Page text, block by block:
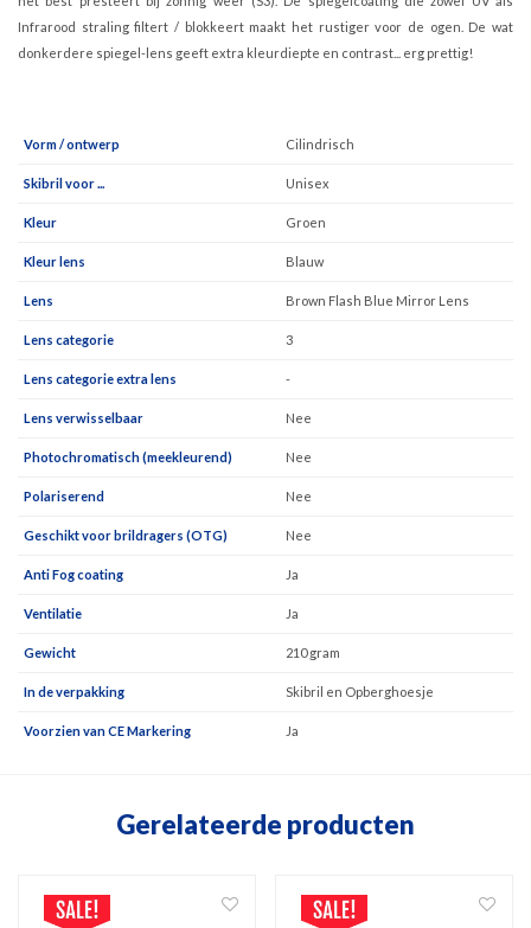
Infrarood straling filtert / blokkeert maakt het rustiger voor de ogen. De wat
donkerdere spiegel-lens geeft extra kleurdiepte en contrast... erg prettig!
Vorm / ontwerp Cilindrisch
Skibril voor ... Unisex
Kleur Groen
Kleur lens Blauw
Lens Brown Flash Blue Mirror Lens
Lens categorie 3
Lens categorie extra lens -
Lens verwisselbaar Nee
Photochromatisch (meekleurend) Nee
Polariserend Nee
Geschikt voor brildragers (OTG) Nee
Anti Fog coating Ja
Ventilatie Ja
Gewicht 210 gram
In de verpakking Skibril en Opberghoesje
Voorzien van CE Markering Ja
Gerelateerde producten